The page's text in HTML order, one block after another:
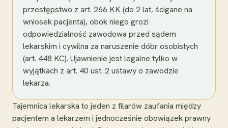
przestępstwo z art. 266 KK (do 2 lat, ścigane na
wniosek pacjenta), obok niego grozi
odpowiedzialność zawodowa przed sądem
lekarskim i cywilna za naruszenie dóbr osobistych
(art. 448 KC). Ujawnienie jest legalne tylko w
wyjątkach z art. 40 ust. 2 ustawy o zawodzie
lekarza.
Tajemnica lekarska to jeden z filarów zaufania między
pacjentem a lekarzem i jednocześnie obowiązek prawny